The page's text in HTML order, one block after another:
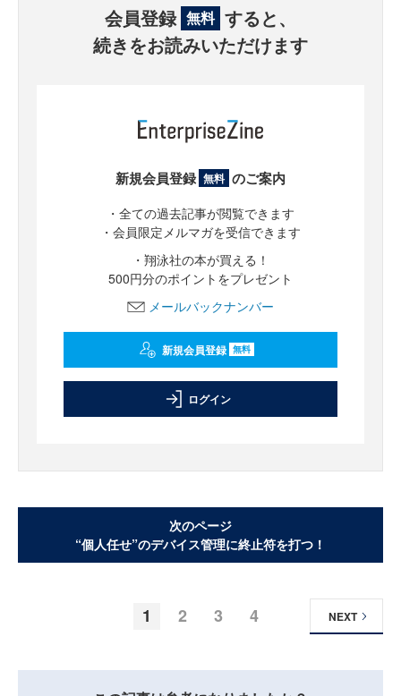
会員登録 無料 すると、
続きをお読みいただけます
新規会員登録 無料 のご案内
・全ての過去記事が閲覧できます
・会員限定メルマガを受信できます
・翔泳社の本が買える！
500円分のポイントをプレゼント
メールバックナンバー
新規会員登録 無料
ログイン
次のページ
“個人任せ”のデバイス管理に終止符を打つ！
1 2 3 4 NEXT